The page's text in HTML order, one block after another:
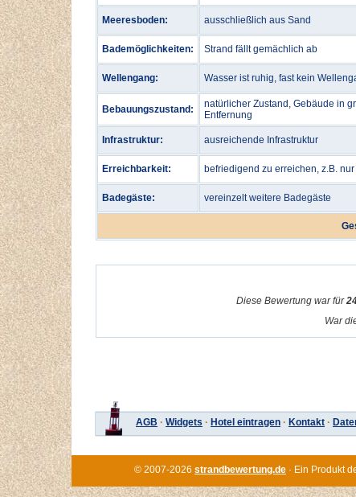
Meeresboden: ausschließlich aus Sand
Bademöglichkeiten: Strand fällt gemächlich ab
Wellengang: Wasser ist ruhig, fast kein
Bebauungszustand:
natürlicher Zustand, Gebäude in
Entfernung
Infrastruktur: ausreichende Infrastruktur
Erreichbarkeit: befriedigend zu erreichen, z.B.
Badegäste: vereinzelt weitere Badegäste
Diese Bewertung war für
War
AGB · Widgets · Hotel eintragen · Kontakt ·
© 2007-2026 strandbewertung.de · Ein Produkt